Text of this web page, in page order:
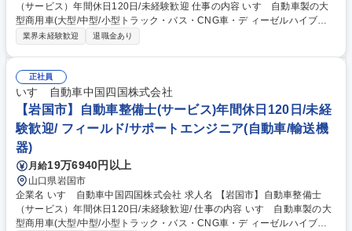
（サービス）年間休日120日/未経験歓迎 仕事の内容 いすゞ自動車製の大
型商用車(大型/中型/小型トラック・バス・CNG車・デ ィーゼルハイブリ
ッド車)のアフターサービスを行います。車検や定期点 検、オーバーホー
間のトラブル対応などにもあたっていただく事になります。 いすゞでは商
用車であるトラックの不稼働を出さないことを大切にしており、故障診断
等を元に部品交換するのか修理するのかコストと時間を考えて対応してい
くため、一般車の整備と異なりエンジニアとしてのスキルを身に付けるこ
とが出来ます。 募集職種 【松江市】自動車整備士（サービス）年間休日1
20日/未経験歓迎
業界未経験歓迎 退職金あり
正社員
いすゞ自動車中国四国株式会社
【岩国市】自動車整備士(サービス)年間休日120日/未経
験歓迎/ フィールド/サポートエンジニア(自動車/輸送機
器)
月給19万6940円以上
山口県岩国市
企業名 いすゞ自動車中国四国株式会社 求人名 【岩国市】自動車整備士
（サービス）年間休日120日/未経験歓迎/ 仕事の内容 いすゞ自動車製の大
型商用車(大型/中型/小型トラック・バス・CNG車・デ ィーゼルハイブリ